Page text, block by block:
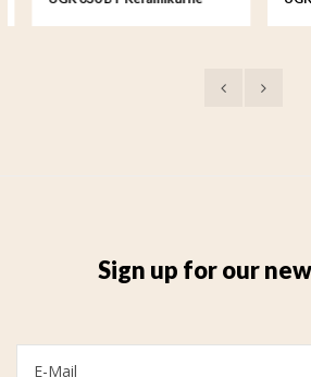
Sign up for our